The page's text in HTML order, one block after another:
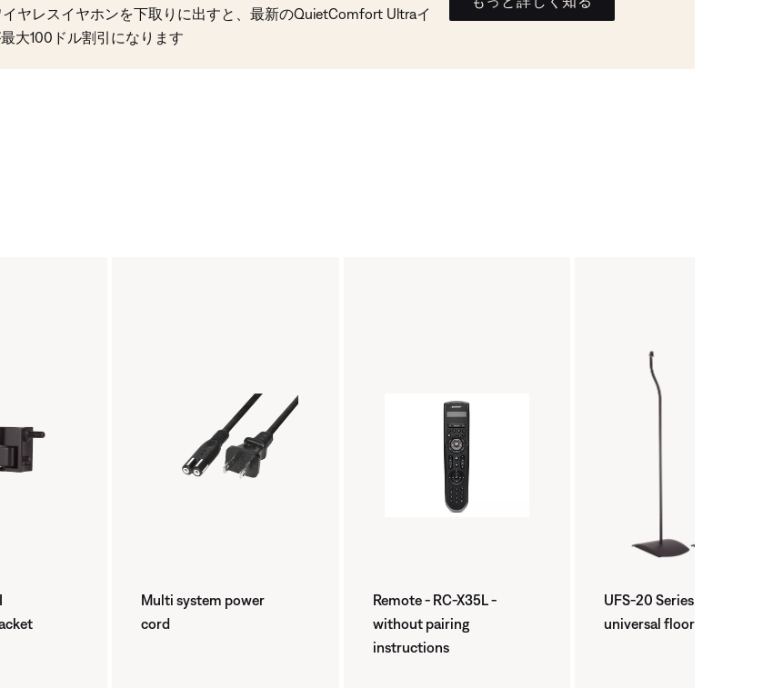
イヤレスイヤホンを下取りに出すと、最新のQuietComfort Ultraイ
大100ドル割引になります
Multi system power
cord
Remote - RC-X35L -
without pairing
instructions
UFS-20 Series II
universal floorstands